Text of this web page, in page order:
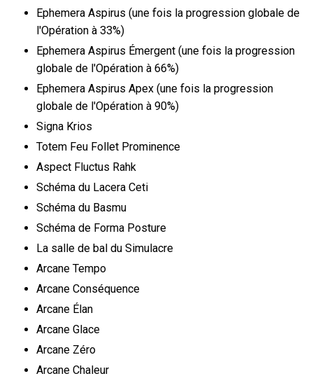
Ephemera Aspirus (une fois la progression globale de
l'Opération à 33%)
Ephemera Aspirus Émergent (une fois la progression
globale de l'Opération à 66%)
Ephemera Aspirus Apex (une fois la progression
globale de l'Opération à 90%)
Signa Krios
Totem Feu Follet Prominence
Aspect Fluctus Rahk
Schéma du Lacera Ceti
Schéma du Basmu
Schéma de Forma Posture
La salle de bal du Simulacre
Arcane Tempo
Arcane Conséquence
Arcane Élan
Arcane Glace
Arcane Zéro
Arcane Chaleur